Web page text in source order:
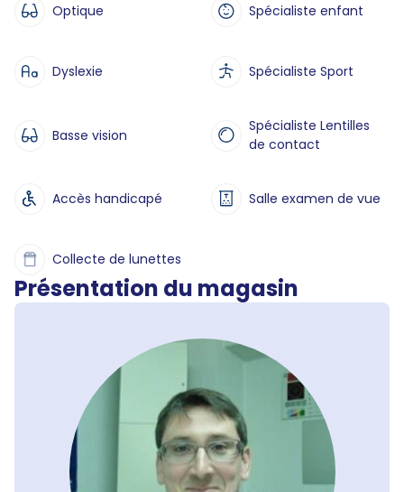
Optique Spécialiste enfant
Dyslexie Spécialiste Sport
Basse vision
Spécialiste Lentilles
de contact
Accès handicapé Salle examen de vue
Collecte de lunettes
Présentation du magasin